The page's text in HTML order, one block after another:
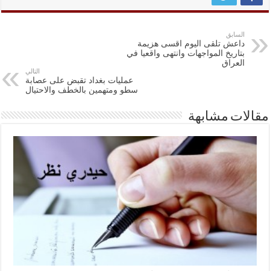
السابق
داعش تلقى اليوم اقسى هزيمة
بتاريخ المواجهات وانتهى واقعيا في
العراق
التالي
عمليات بغداد تقبض على عصابة
سطو ومتهمين بالخطف والاحتيال
مقالات مشابهة